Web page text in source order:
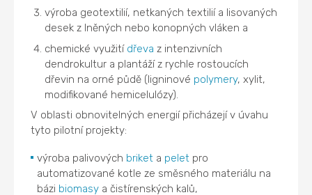
výroba geotextilií, netkaných textilií a lisovaných
desek z lněných nebo konopných vláken a
chemické využití dřeva z intenzivních
dendrokultur a plantáží z rychle rostoucích
dřevin na orné půdě (ligninové polymery, xylit,
modifikované hemicelulózy).
V oblasti obnovitelných energií přicházejí v úvahu
tyto pilotní projekty:
výroba palivových briket a pelet pro
automatizované kotle ze směsného materiálu na
bázi biomasy a čistírenských kalů,